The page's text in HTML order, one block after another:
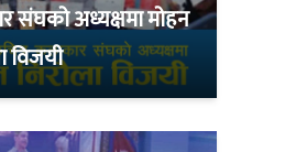
संघको अध्यक्षमा मोहन
विजयी